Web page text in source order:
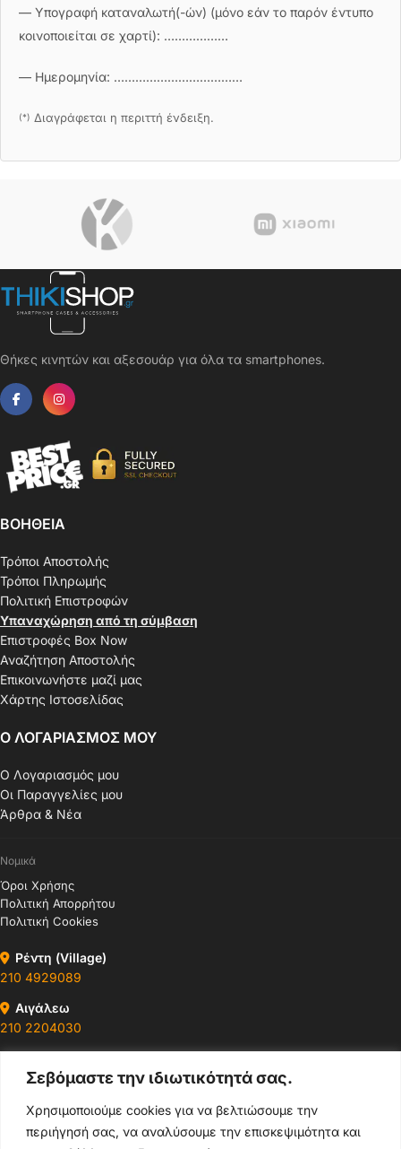
Σεβόμαστε την ιδιωτικότητά σας.
Χρησιμοποιούμε cookies για να βελτιώσουμε την
περιήγησή σας, να αναλύσουμε την επισκεψιμότητα και
— Υπογραφή καταναλωτή(-ών) (μόνο εάν το παρόν έντυπο
κοινοποιείται σε χαρτί): ………………
— Ημερομηνία: ………………………………
(*) Διαγράφεται η περιττή ένδειξη.
Θήκες κινητών και αξεσουάρ για όλα τα smartphones.
ΒΟΗΘΕΙΑ
Τρόποι Αποστολής
Τρόποι Πληρωμής
Πολιτική Επιστροφών
Υπαναχώρηση από τη σύμβαση
Επιστροφές Box Now
Αναζήτηση Αποστολής
Επικοινωνήστε μαζί μας
Χάρτης Ιστοσελίδας
Ο ΛΟΓΑΡΙΑΣΜΟΣ ΜΟΥ
Ο Λογαριασμός μου
Οι Παραγγελίες μου
Άρθρα & Νέα
Νομικά
Όροι Χρήσης
Πολιτική Απορρήτου
Πολιτική Cookies
Ρέντη (Village)
210 4929089
Αιγάλεω
210 2204030
210 4400147
Ωράρια & Διευθύνσεις →